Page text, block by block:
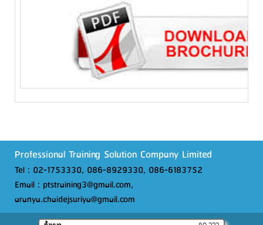
Professional Training Solution Company Limited
Tel : 02-1753330, 086-8929330, 086-6183752
Email : ptstraining3@gmail.com,
aranya.chaidejsuriya@gmail.com